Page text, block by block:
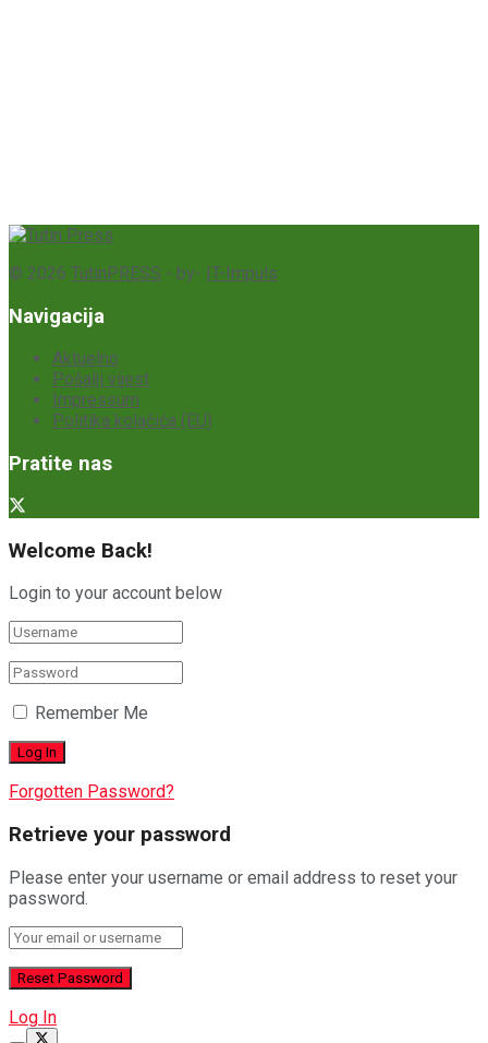
© 2026 TutinPRESS - by- IT-Impuls
Navigacija
Aktuelno
Pošalji vijest
Impressum
Politika kolačića (EU)
Pratite nas
Welcome Back!
Login to your account below
Remember Me
Forgotten Password?
Retrieve your password
Please enter your username or email address to reset your
password.
Log In